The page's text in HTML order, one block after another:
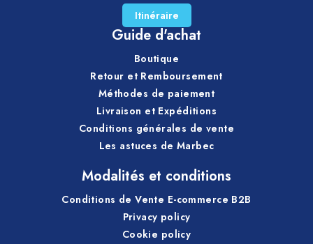
Itinéraire
Guide d'achat
Boutique
Retour et Remboursement
Méthodes de paiement
Livraison et Expéditions
Conditions générales de vente
Les astuces de Marbec
Modalités et conditions
Conditions de Vente E-commerce B2B
Privacy policy
Cookie policy